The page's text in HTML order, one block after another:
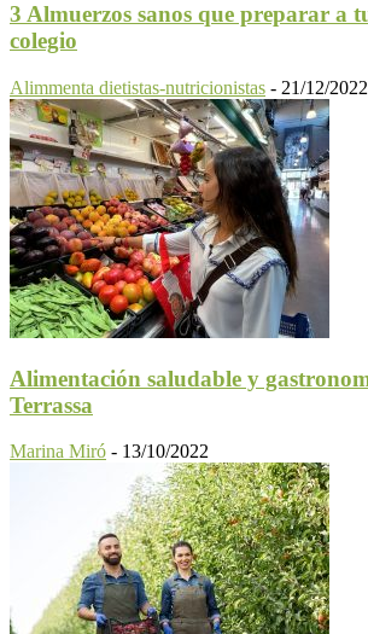
3 Almuerzos sanos que preparar a
colegio
Alimmenta dietistas-nutricionistas - 21/12/2022
Alimentación saludable y
Terrassa
Marina Miró - 13/10/2022